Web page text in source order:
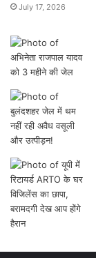
July 17, 2026